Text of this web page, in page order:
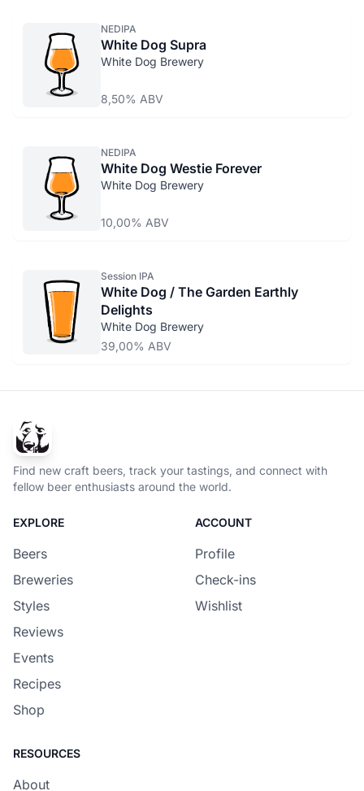
NEDIPA
White Dog Supra
White Dog Brewery
8,50% ABV
NEDIPA
White Dog Westie Forever
White Dog Brewery
10,00% ABV
Session IPA
White Dog / The Garden Earthly
Delights
White Dog Brewery
39,00% ABV
Find new craft beers, track your tastings, and connect with
fellow beer enthusiasts around the world.
EXPLORE
Beers
Breweries
Styles
Reviews
Events
Recipes
Shop
ACCOUNT
Profile
Check-ins
Wishlist
RESOURCES
About